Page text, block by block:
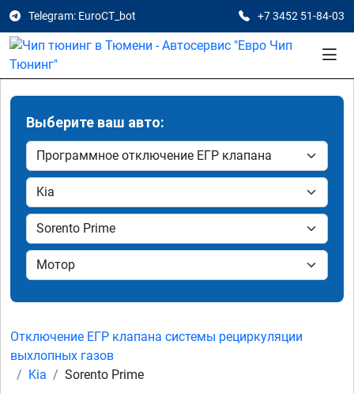
Telegram: EuroCT_bot +7 3452 51-84-03
Выберите ваш авто:
Отключение ЕГР клапана системы рециркуляции
выхлопных газов
Kia
Sorento Prime